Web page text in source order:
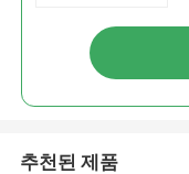
추천된 제품